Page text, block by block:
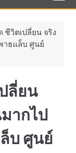
ชีวิตเปลี่ยน จริง
าธแล็บ ศูนย์
ลี่ยน
ากไป
บ ศูนย์